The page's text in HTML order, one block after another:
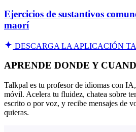
Ejercicios de sustantivos
maorí
DESCARGA LA APLICACIÓN
APRENDE DONDE Y
Talkpal es tu profesor de idiomas con
móvil. Acelera tu fluidez, chatea sobre
escrito o por voz, y recibe mensajes de
quieras.